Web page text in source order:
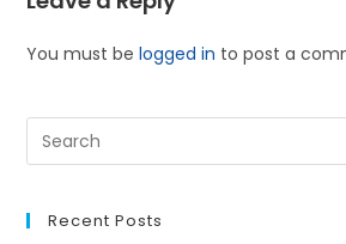
You must belogged in to post a
Recent Posts